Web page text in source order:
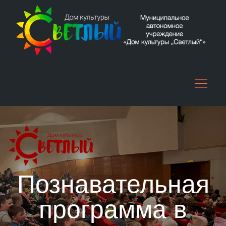
content
Познавательная
программа в